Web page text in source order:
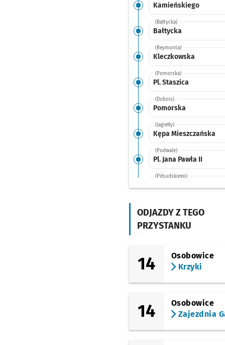
Kamieńskiego
(Bałtycka)
Bałtycka
(Reymonta)
Kleczkowska
(Pomorska)
Pl. Staszica
(Dubois)
Pomorska
(Jagiełły)
Kępa Mieszczańska
(Podwale)
Pl. Jana Pawła II
(Piłsudskiego)
Pl. Legionów
(Piłsudskiego)
(Piłsudskiego)
Dworzec Główny
(Hubska)
Hubska (Dawida)
(Gliniana)
ODJAZDY Z TEGO
PRZYSTANKU
14
Osobowice
Krzyki
14
Osobowice
Zajezdnia